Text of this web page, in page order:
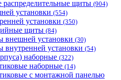
щиты (904)
установки (554)
установки (350)
щиты (84)
установки (30)
установки (54)
наборные (322)
наборные (14)
с монтажной панелью